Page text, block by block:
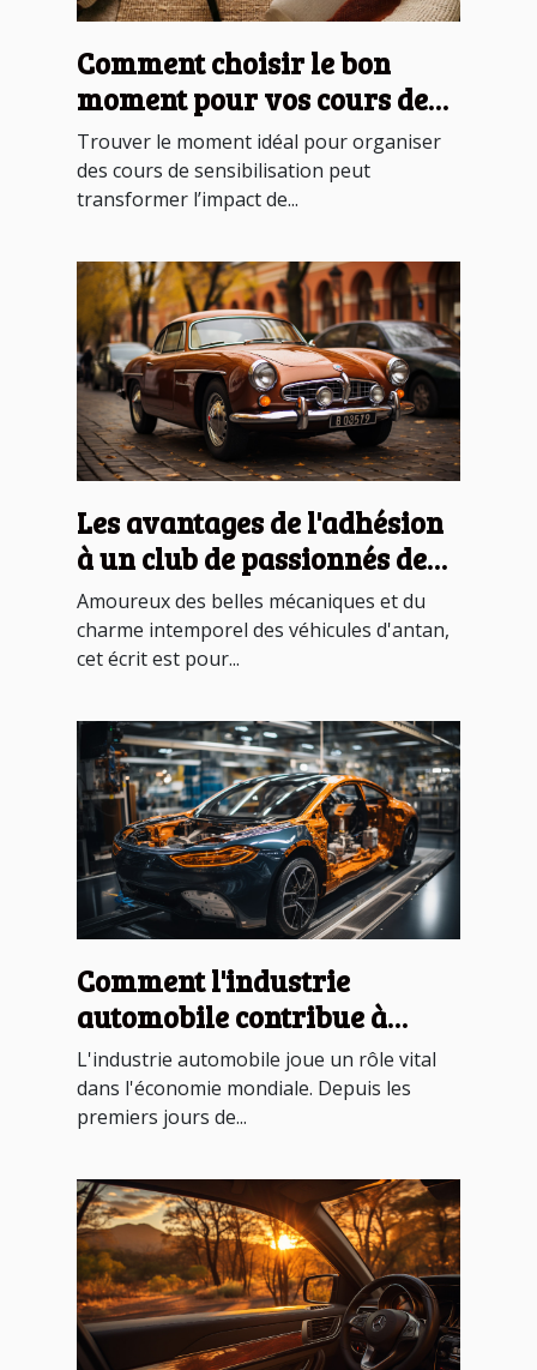
Comment choisir le bon
moment pour vos cours de
sensibilisation ?
Trouver le moment idéal pour organiser
des cours de sensibilisation peut
transformer l’impact de...
Les avantages de l'adhésion
à un club de passionnés de
véhicules anciens
Amoureux des belles mécaniques et du
charme intemporel des véhicules d'antan,
cet écrit est pour...
Comment l'industrie
automobile contribue à
l'économie mondiale
L'industrie automobile joue un rôle vital
dans l'économie mondiale. Depuis les
premiers jours de...